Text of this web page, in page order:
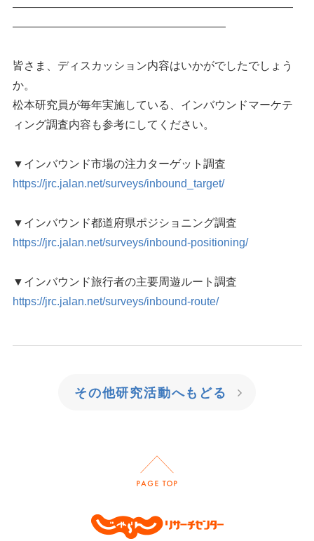
―――――――――――――――――――――――――
―――――――――――――――――――
皆さま、ディスカッション内容はいかがでしたでしょう
か。
松本研究員が毎年実施している、インバウンドマーケテ
ィング調査内容も参考にしてください。
▼インバウンド市場の注力ターゲット調査
https://jrc.jalan.net/surveys/inbound_target/
▼インバウンド都道府県ポジショニング調査
https://jrc.jalan.net/surveys/inbound-positioning/
▼インバウンド旅行者の主要周遊ルート調査
https://jrc.jalan.net/surveys/inbound-route/
その他研究活動へもどる